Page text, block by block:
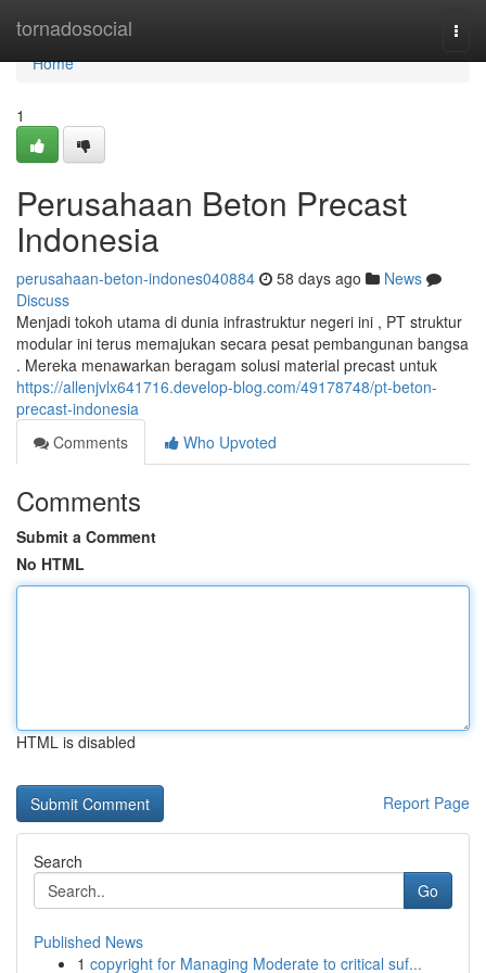
tornadosocial
Home
Home
1
Perusahaan Beton Precast
Indonesia
perusahaan-beton-indones040884 58 days ago
News
Discuss
Menjadi tokoh utama di dunia infrastruktur negeri ini , PT struktur
modular ini terus memajukan secara pesat pembangunan bangsa
. Mereka menawarkan beragam solusi material precast untuk
https://allenjvlx641716.develop-blog.com/49178748/pt-beton-
precast-indonesia
Comments
Who Upvoted
Comments
Submit a Comment
No HTML
HTML is disabled
Report Page
Search
Go
Published News
1 copyright for Managing Moderate to critical suf...